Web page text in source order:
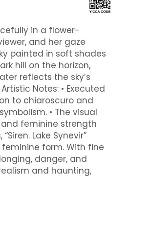
in a flower-
and her gaze
painted in soft shades
hill on the horizon,
reflects the sky’s
Notes: • Executed
to chiaroscuro and
• The visual
feminine strength
Lake Synevir”
form. With fine
danger, and
and haunting,